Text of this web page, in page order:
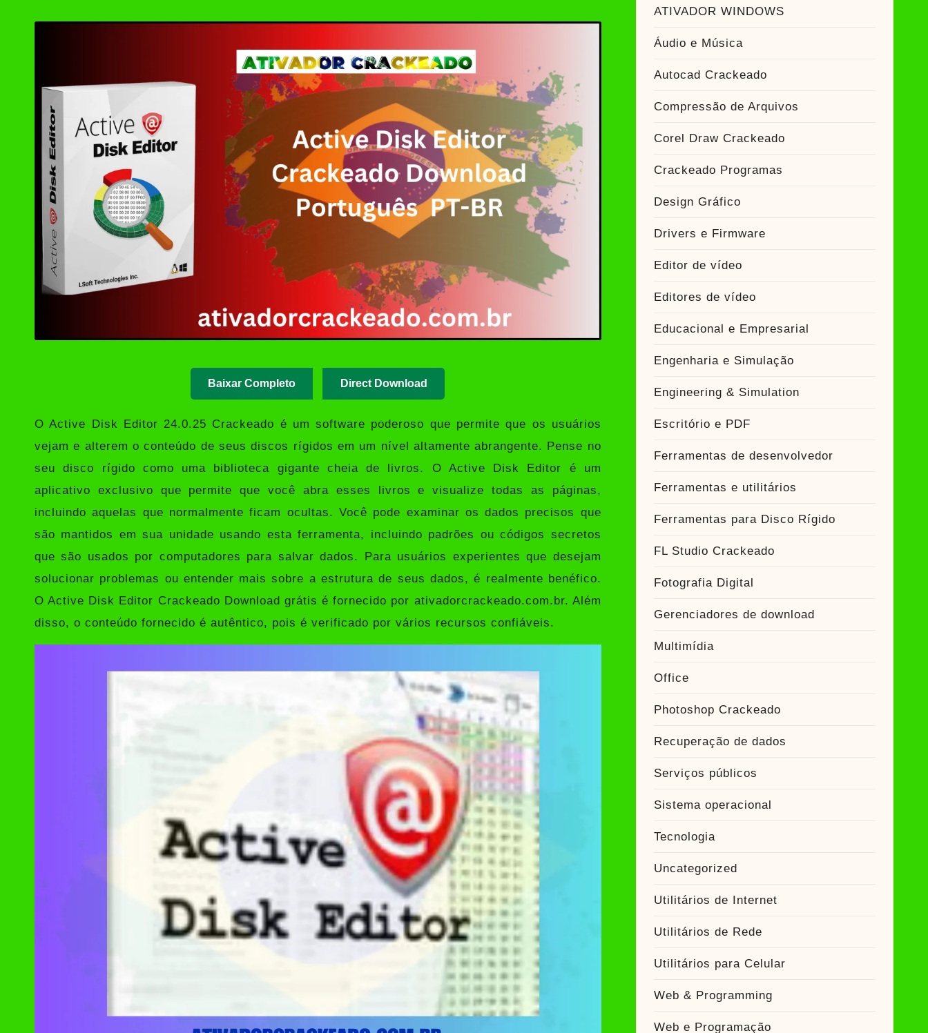
Ashampoo UnInstaller Download Crackeado + Chave de Licença | Ativador Crackeado
Ativador Windows 7 Download Grátis: Windows Loader & Re-Loader | Ativador Crackeado
Baixar Completo Direct Download
OActive Disk Editor 24.0.25 Crackeado é um software poderoso que permite que os usuários
vejam e alterem o conteúdo de seus discos rígidos em um nível altamente abrangente. Pense no
seu disco rígido como uma biblioteca gigante cheia de livros. O Active Disk Editor é um
aplicativo exclusivo que permite que você abra esses livros e visualize todas as páginas,
incluindo aquelas que normalmente ficam ocultas. Você pode examinar os dados precisos que
são mantidos em sua unidade usando esta ferramenta, incluindo padrões ou códigos secretos
que são usados ​​por computadores para salvar dados. Para usuários experientes que desejam
solucionar problemas ou entender mais sobre a estrutura de seus dados, é realmente benéfico.
O Active Disk Editor Crackeado Download grátis é fornecido por ativadorcrackeado.com.br. Além
disso, o conteúdo fornecido é autêntico, pois é verificado por vários recursos confiáveis.
ATIVADOR WINDOWS
Áudio e Música
Autocad Crackeado
Compressão de Arquivos
Corel Draw Crackeado
Crackeado Programas
Design Gráfico
Drivers e Firmware
Editor de vídeo
Editores de vídeo
Educacional e Empresarial
Engenharia e Simulação
Engineering & Simulation
Escritório e PDF
Ferramentas de desenvolvedor
Ferramentas e utilitários
Ferramentas para Disco Rígido
FL Studio Crackeado
Fotografia Digital
Gerenciadores de download
Multimídia
Office
Photoshop Crackeado
Recuperação de dados
Serviços públicos
Sistema operacional
Tecnologia
Uncategorized
Utilitários de Internet
Utilitários de Rede
Utilitários para Celular
Web & Programming
Web e Programação